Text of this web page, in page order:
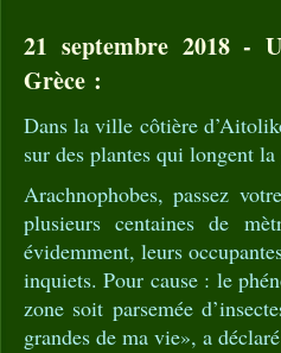
21 septembre 2018 -
Grèce :
Dans la ville côtière
sur des plantes qui longent la
Arachnophobes, passez
plusieurs centaines de
évidemment, leurs
inquiets. Pour cause : le
zone soit parsemée
grandes de ma vie», a